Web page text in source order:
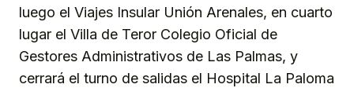
luego el Viajes Insular Unión Arenales, en cuarto
lugar el Villa de Teror Colegio Oficial de
Gestores Administrativos de Las Palmas, y
cerrará el turno de salidas el Hospital La Paloma